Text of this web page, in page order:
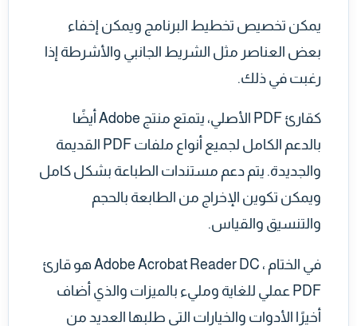
يمكن تخصيص تخطيط البرنامج ويمكن إخفاء
بعض العناصر مثل الشريط الجانبي والأشرطة إذا
رغبت في ذلك.
كقارئ PDF الأصلي، يتمتع منتج Adobe أيضًا
بالدعم الكامل لجميع أنواع ملفات PDF القديمة
والجديدة. يتم دعم مستندات الطباعة بشكل كامل
ويمكن تكوين الإخراج من الطابعة بالحجم
والتنسيق والقياس.
في الختام ، Adobe Acrobat Reader DC هو قارئ
PDF عملي للغاية ومليء بالميزات والذي أضاف
أخيرًا الأدوات والخيارات التي طلبها العديد من